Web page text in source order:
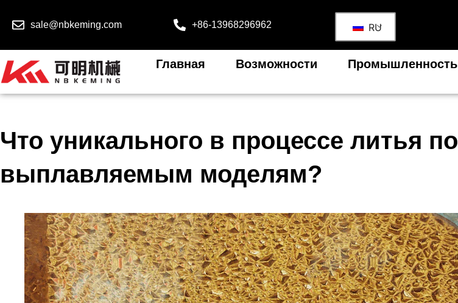
sale@nbkeming.com +86-13968296962 RU
Главная Возможности Промышленность
Что уникального в процессе литья по
выплавляемым моделям?